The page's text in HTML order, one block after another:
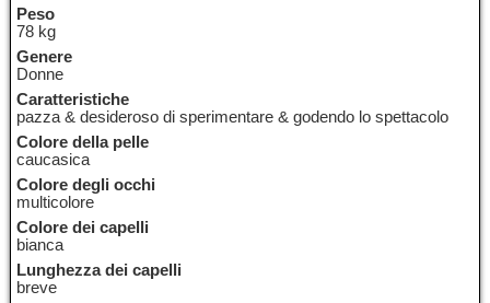
Peso
78 kg
Genere
Donne
Caratteristiche
pazza & desideroso di sperimentare & godendo lo spettacolo
Colore della pelle
caucasica
Colore degli occhi
multicolore
Colore dei capelli
bianca
Lunghezza dei capelli
breve